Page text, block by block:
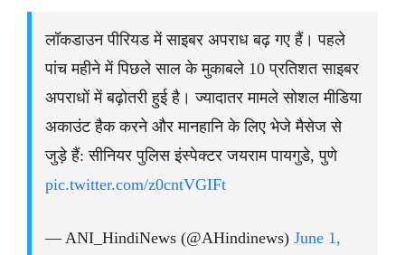
लॉकडाउन पीरियड में साइबर अपराध बढ़ गए हैं। पहले
पांच महीने में पिछले साल के मुकाबले 10 प्रतिशत साइबर
अपराधों में बढ़ोतरी हुई है। ज्यादातर मामले सोशल मीडिया
अकाउंट हैक करने और मानहानि के लिए भेजे मैसेज से
जुड़े हैं: सीनियर पुलिस इंस्पेक्टर जयराम पायगुडे, पुणे
pic.twitter.com/z0cntVGIFt
— ANI_HindiNews (@AHindinews) June 1,